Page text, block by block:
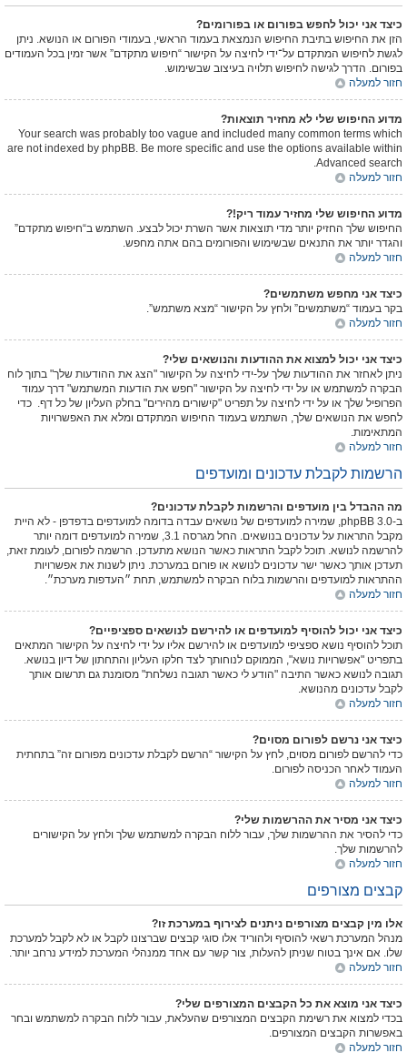
כיצד אני יכול לחפש בפורום או בפורומים?
הזן את החיפוש בתיבת החיפוש הנמצאת בעמוד הראשי, בעמודי הפורום או הנושא. ניתן
לגשת לחיפוש המתקדם על־ידי לחיצה על הקישור “חיפוש מתקדם” אשר זמין בכל העמודים
בפורום. הדרך לגישה לחיפוש תלויה בעיצוב שבשימוש.
חזור למעלה
מדוע החיפוש שלי לא מחזיר תוצאות?
Your search was probably too vague and included many common terms which
are not indexed by phpBB. Be more specific and use the options available within
Advanced search.
חזור למעלה
מדוע החיפוש שלי מחזיר עמוד ריק!?
החיפוש שלך החזיק יותר מדי תוצאות אשר השרת יכול לבצע. השתמש ב“חיפוש מתקדם”
והגדר יותר את התנאים שבשימוש והפורומים בהם אתה מחפש.
חזור למעלה
כיצד אני מחפש משתמשים?
בקר בעמוד “משתמשים” ולחץ על הקישור “מצא משתמש”.
חזור למעלה
כיצד אני יכול למצוא את ההודעות והנושאים שלי?
ניתן לאחזר את ההודעות שלך על-ידי לחיצה על הקישור "הצג את ההודעות שלך" בתוך לוח
הבקרה למשתמש או על ידי לחיצה על הקישור "חפש את הודעות המשתמש" דרך עמוד
הפרופיל שלך או על ידי לחיצה על תפריט "קישורים מהירים" בחלק העליון של כל דף. כדי
לחפש את הנושאים שלך, השתמש בעמוד החיפוש המתקדם ומלא את האפשרויות
המתאימות.
חזור למעלה
הרשמות לקבלת עדכונים ומועדפים
מה ההבדל בין מועדפים והרשמות לקבלת עדכונים?
ב-phpBB 3.0, שמירה למועדפים של נושאים עבדה בדומה למועדפים בדפדפן - לא היית
מקבל התראות על עדכונים בנושאים. החל מגרסה 3.1, שמירה למועדפים דומה יותר
להרשמה לנושא. תוכל לקבל התראות כאשר הנושא מתעדכן. הרשמה לפורום, לעומת זאת,
תעדכן אותך כאשר ישר עדכונים לנושא או פורום במערכת. ניתן לשנות את אפשרויות
ההתראות למועדפים והרשמות בלוח הבקרה למשתמש, תחת ״העדפות מערכת״.
חזור למעלה
כיצד אני יכול להוסיף למועדפים או להירשם לנושאים ספציפיים?
תוכל להוסיף נושא ספציפי למועדפים או להירשם אליו על ידי לחיצה על הקישור המתאים
בתפריט "אפשרויות נושא", הממוקם לנוחותך לצד חלקו העליון והתחתון של דיון בנושא.
תגובה לנושא כאשר התיבה "הודע לי כאשר תגובה נשלחת" מסומנת גם תרשום אותך
לקבל עדכונים מהנושא.
חזור למעלה
כיצד אני נרשם לפורום מסוים?
כדי להרשם לפורום מסוים, לחץ על הקישור “הרשם לקבלת עדכונים מפורום זה” בתחתית
העמוד לאחר הכניסה לפורום.
חזור למעלה
כיצד אני מסיר את ההרשמות שלי?
כדי להסיר את ההרשמות שלך, עבור ללוח הבקרה למשתמש שלך ולחץ על הקישורים
להרשמות שלך.
חזור למעלה
קבצים מצורפים
אלו מין קבצים מצורפים ניתנים לצירוף במערכת זו?
מנהל המערכת רשאי להוסיף ולהוריד אלו סוגי קבצים שברצונו לקבל או לא לקבל למערכת
שלו. אם אינך בטוח שניתן להעלות, צור קשר עם אחד ממנהלי המערכת למידע נרחב יותר.
חזור למעלה
כיצד אני מוצא את כל הקבצים המצורפים שלי?
בכדי למצוא את רשימת הקבצים המצורפים שהעלאת, עבור ללוח הבקרה למשתמש ובחר
באפשרות הקבצים המצורפים.
חזור למעלה